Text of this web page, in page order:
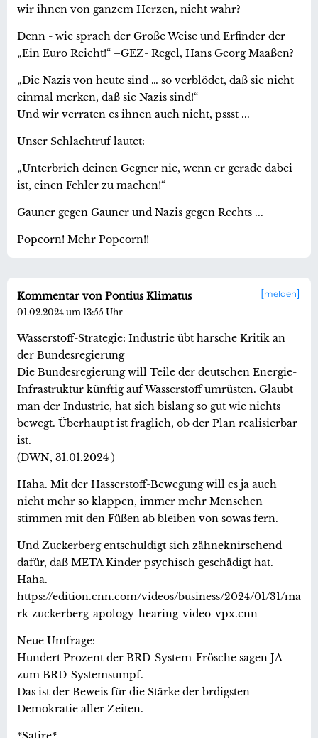
wir ihnen von ganzem Herzen, nicht wahr?
Denn - wie sprach der Große Weise und Erfinder der
„Ein Euro Reicht!“ –GEZ- Regel, Hans Georg Maaßen?
„Die Nazis von heute sind … so verblödet, daß sie nicht
einmal merken, daß sie Nazis sind!“
Und wir verraten es ihnen auch nicht, pssst ...
Unser Schlachtruf lautet:
„Unterbrich deinen Gegner nie, wenn er gerade dabei
ist, einen Fehler zu machen!“
Gauner gegen Gauner und Nazis gegen Rechts ...
Popcorn! Mehr Popcorn!!
melden
Kommentar von Pontius Klimatus
01.02.2024 um 13:55 Uhr
Wasserstoff-Strategie: Industrie übt harsche Kritik an
der Bundesregierung
Die Bundesregierung will Teile der deutschen Energie-
Infrastruktur künftig auf Wasserstoff umrüsten. Glaubt
man der Industrie, hat sich bislang so gut wie nichts
bewegt. Überhaupt ist fraglich, ob der Plan realisierbar
ist.
(DWN, 31.01.2024 )
Haha. Mit der Hasserstoff-Bewegung will es ja auch
nicht mehr so klappen, immer mehr Menschen
stimmen mit den Füßen ab bleiben von sowas fern.
Und Zuckerberg entschuldigt sich zähneknirschend
dafür, daß META Kinder psychisch geschädigt hat.
Haha.
https://edition.cnn.com/videos/business/2024/01/31/ma
rk-zuckerberg-apology-hearing-video-vpx.cnn
Neue Umfrage:
Hundert Prozent der BRD-System-Frösche sagen JA
zum BRD-Systemsumpf.
Das ist der Beweis für die Stärke der brdigsten
Demokratie aller Zeiten.